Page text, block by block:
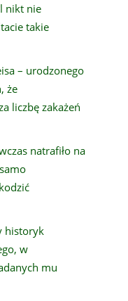
nikt nie
takie
– urodzonego
że
liczbę zakażeń
natrafiło na
historyk
w
mu